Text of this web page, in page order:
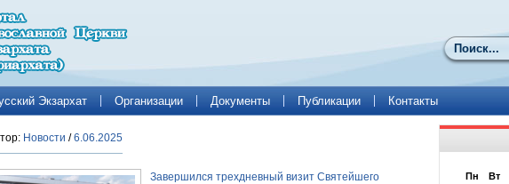
Поиск
Экзархат Организации Документы Публикации Контакты
Новости /6.06.2025
Завершился трехдневный визит Святейшего
Пн Вт